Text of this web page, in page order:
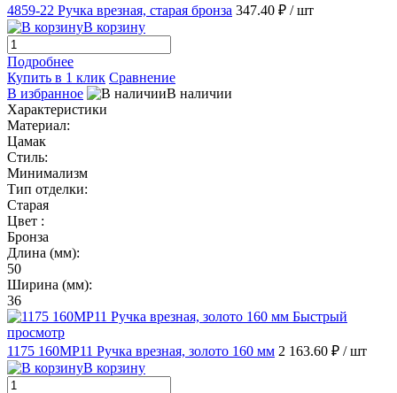
4859-22 Ручка врезная, старая бронза 347.40 ₽ / шт
В корзину
Подробнее
Купить в 1 клик Сравнение
В избранное
В наличии
Характеристики
Материал:
Цамак
Стиль:
Минимализм
Тип отделки:
Старая
Цвет :
Бронза
Длина (мм):
50
Ширина (мм):
36
Быстрый
просмотр
1175 160MP11 Ручка врезная, золото 160 мм 2 163.60 ₽ / шт
В корзину